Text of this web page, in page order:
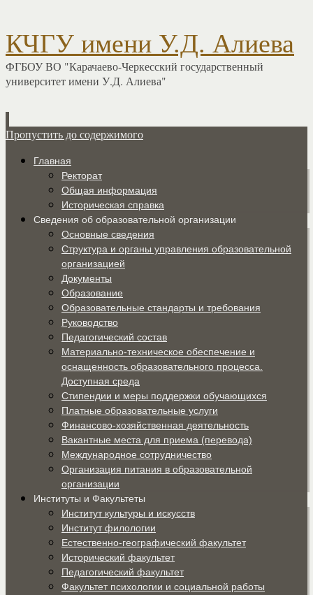
КЧГУ имени У.Д. Алиева
ФГБОУ ВО "Карачаево-Черкесский государственный
университет имени У.Д. Алиева"
Пропустить до содержимого
Главная
Ректорат
Общая информация
Историческая справка
Сведения об образовательной организации
Основные сведения
Структура и органы управления образовательной
организацией
Документы
Образование
Образовательные стандарты и требования
Руководство
Педагогический состав
Материально-техническое обеспечение и
оснащенность образовательного процесса.
Доступная среда
Стипендии и меры поддержки обучающихся
Платные образовательные услуги
Финансово-хозяйственная деятельность
Вакантные места для приема (перевода)
Международное сотрудничество
Организация питания в образовательной
организации
Институты и Факультеты
Институт культуры и искусств
Институт филологии
Естественно-географический факультет
Исторический факультет
Педагогический факультет
Факультет психологии и социальной работы